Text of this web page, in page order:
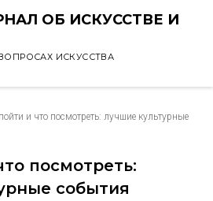
ОБ ИСКУССТВЕ И
ИСКУССТВА
и что посмотреть: лучшие культурные
посмотреть:
события